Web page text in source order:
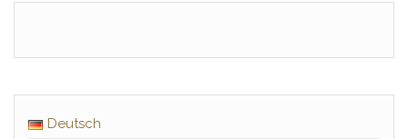
Deutsch